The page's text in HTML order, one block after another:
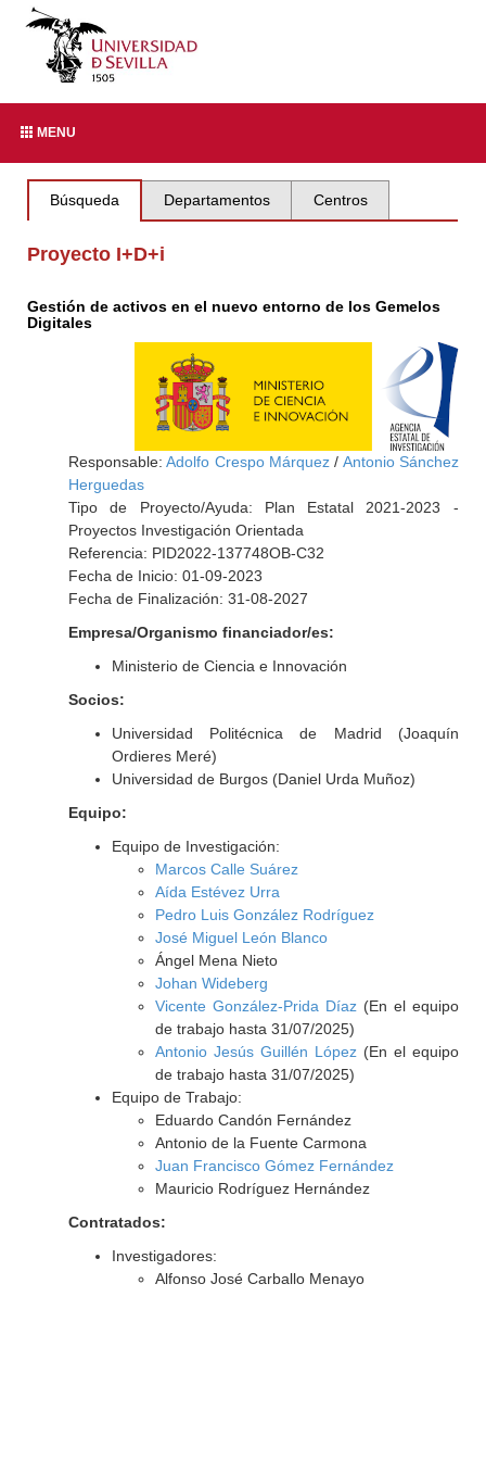
MENU
Búsqueda Departamentos Centros
Proyecto I+D+i
Gestión de activos en el nuevo entorno de los Gemelos
Digitales
Responsable:Adolfo Crespo Márquez/ Antonio Sánchez
Herguedas
Tipo de Proyecto/Ayuda: Plan Estatal 2021-2023 -
Proyectos Investigación Orientada
Referencia: PID2022-137748OB-C32
Fecha de Inicio: 01-09-2023
Fecha de Finalización: 31-08-2027
Empresa/Organismo financiador/es:
Ministerio de Ciencia e Innovación
Socios:
Universidad Politécnica de Madrid (Joaquín
Ordieres Meré)
Universidad de Burgos (Daniel Urda Muñoz)
Equipo:
Equipo de Investigación:
Marcos Calle Suárez
Aída Estévez Urra
Pedro Luis González Rodríguez
José Miguel León Blanco
Ángel Mena Nieto
Johan Wideberg
Vicente González-Prida Díaz(En el equipo
de trabajo hasta 31/07/2025)
Antonio Jesús Guillén López(En el equipo
de trabajo hasta 31/07/2025)
Equipo de Trabajo:
Eduardo Candón Fernández
Antonio de la Fuente Carmona
Juan Francisco Gómez Fernández
Mauricio Rodríguez Hernández
Contratados:
Investigadores:
Alfonso José Carballo Menayo